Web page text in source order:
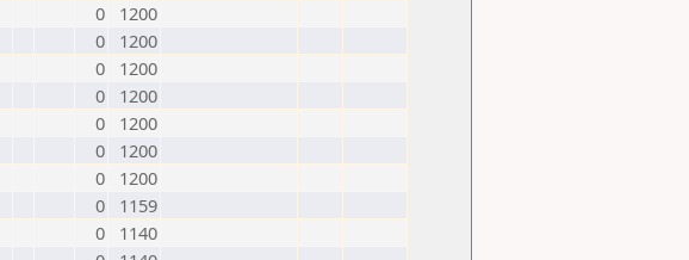
0
1200
0
1200
0
1200
0
1200
0
1200
0
1200
0
1200
0
1159
0
1140